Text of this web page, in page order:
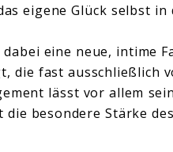
eigene Glück selbst in
eine neue, intime
die fast ausschließlich
lässt vor allem
besondere Stärke